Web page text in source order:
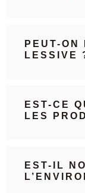
PEUT-ON
LESSIVE
EST-CE
LES
EST-IL